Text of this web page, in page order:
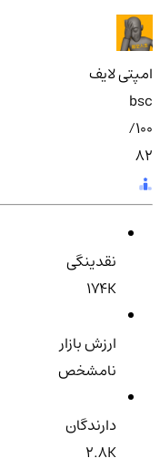
امپتی لایف
bsc
100/
82
نقدینگی
174K
ارزش بازار
نامشخص
دارندگان
2.8K